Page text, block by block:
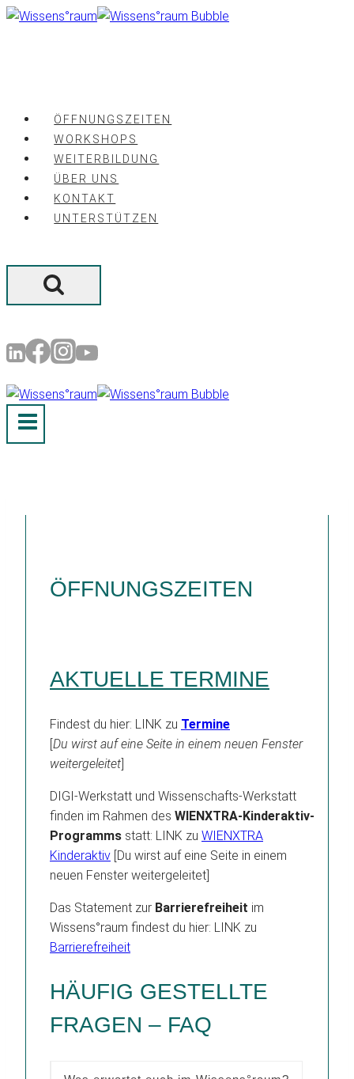
Zum
ÖFFNUNGSZEITEN
WORKSHOPS
WEITERBILDUNG
ÜBER UNS
KONTAKT
UNTERSTÜTZEN
ÖFFNUNGSZEITEN
AKTUELLE TERMINE
Findest du hier: LINK zu Termine
Du wirst auf eine Seite in einem neuen Fenster
weitergeleitet
DIGI-Werkstatt und Wissenschafts-Werkstatt
finden im Rahmen des WIENXTRA-Kinderaktiv-
Programms statt: LINK zu WIENXTRA
Kinderaktiv [Du wirst auf eine Seite in einem
neuen Fenster weitergeleitet]
Das Statement zur Barrierefreiheit im
Wissens°raum findest du hier: LINK zu
Barrierefreiheit
HÄUFIG GESTELLTE
FRAGEN – FAQ